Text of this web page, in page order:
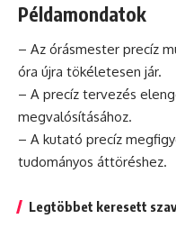
Példamondatok
– Az órásmester precíz
óra újra tökéletesen jár.
– A precíz tervezés
megvalósításához.
– A kutató precíz
tudományos áttöréshez.
Legtöbbet keresett